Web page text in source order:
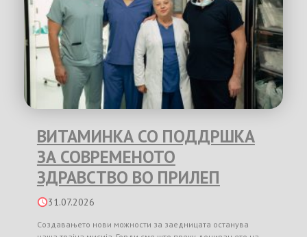
ВИТАМИНКА СО ПОДДРШКА
ЗА СОВРЕМЕНОТО
ЗДРАВСТВО ВО ПРИЛЕП
31.07.2026
Создавањето нови можности за заедницата останува